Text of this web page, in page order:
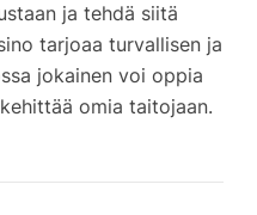
ja tehdä siitä
tarjoaa turvallisen ja
jokainen voi oppia
omia taitojaan.